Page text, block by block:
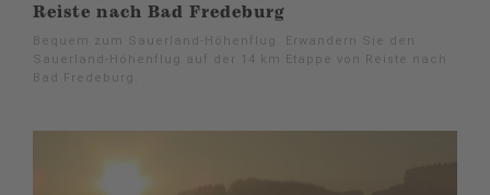
Reiste nach Bad Fredeburg
Bequem zum Sauerland-Höhenflug. Erwandern Sie den
Sauerland-Höhenflug auf der 14 km Etappe von Reiste nach
Bad Fredeburg.